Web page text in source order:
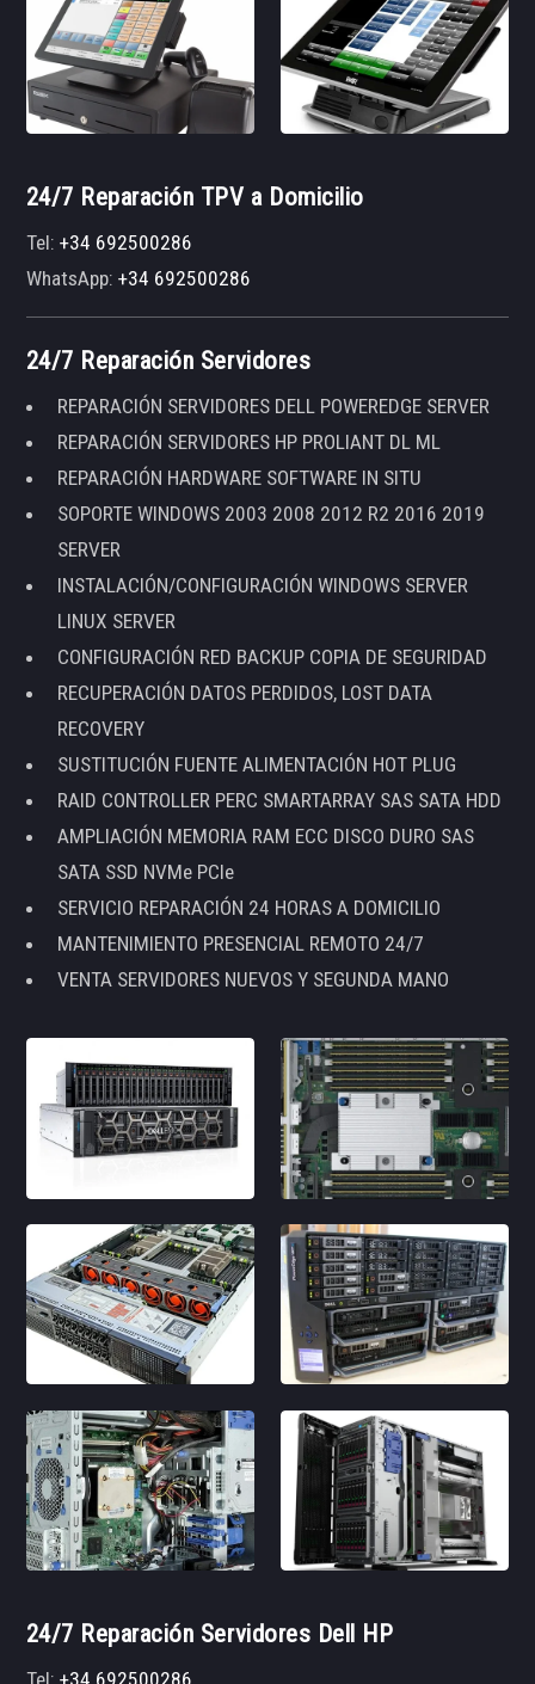
24/7 Reparación TPV a Domicilio
Tel:+34 692500286
WhatsApp:+34 692500286
24/7 Reparación Servidores
REPARACIÓN SERVIDORES DELL POWEREDGE SERVER
REPARACIÓN SERVIDORES HP PROLIANT DL ML
REPARACIÓN HARDWARE SOFTWARE IN SITU
SOPORTE WINDOWS 2003 2008 2012 R2 2016 2019
SERVER
INSTALACIÓN/CONFIGURACIÓN WINDOWS SERVER
LINUX SERVER
CONFIGURACIÓN RED BACKUP COPIA DE SEGURIDAD
RECUPERACIÓN DATOS PERDIDOS, LOST DATA
RECOVERY
SUSTITUCIÓN FUENTE ALIMENTACIÓN HOT PLUG
RAID CONTROLLER PERC SMARTARRAY SAS SATA HDD
AMPLIACIÓN MEMORIA RAM ECC DISCO DURO SAS
SATA SSD NVMe PCIe
SERVICIO REPARACIÓN 24 HORAS A DOMICILIO
MANTENIMIENTO PRESENCIAL REMOTO 24/7
VENTA SERVIDORES NUEVOS Y SEGUNDA MANO
24/7 Reparación Servidores Dell HP
Tel:+34 692500286